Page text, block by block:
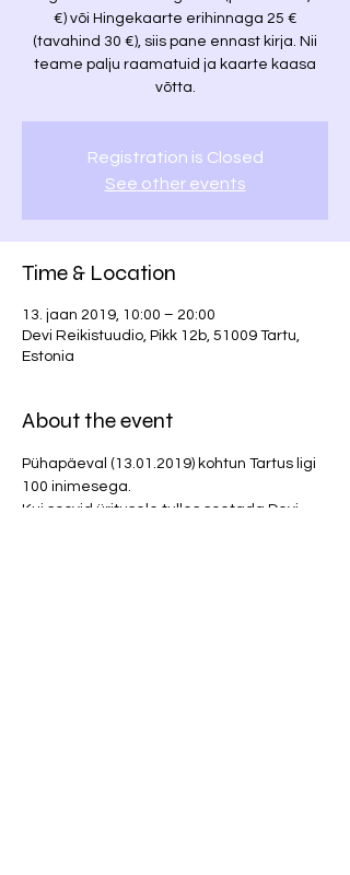
€) või Hingekaarte erihinnaga 25 €
(tavahind 30 €), siis pane ennast kirja. Nii
teame palju raamatuid ja kaarte kaasa
võtta.
Registration is Closed
See other events
Time & Location
13. jaan 2019, 10:00 – 20:00
Devi Reikistuudio, Pikk 12b, 51009 Tartu,
Estonia
About the event
Pühapäeval (13.01.2019) kohtun Tartus ligi
100 inimesega.
Kui soovid üritusele tulles soetada Devi